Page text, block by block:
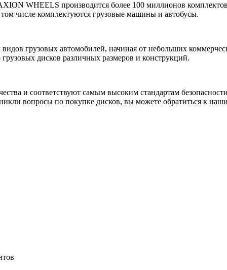
WHEELS производится более 100 миллионов
числе комплектуются грузовые машины и автобусы.
грузовых автомобилей, начиная от небольших
дисков различных размеров и конструкций.
и соответствуют самым высоким стандартам
вопросы по покупке дисков, вы можете обратиться к